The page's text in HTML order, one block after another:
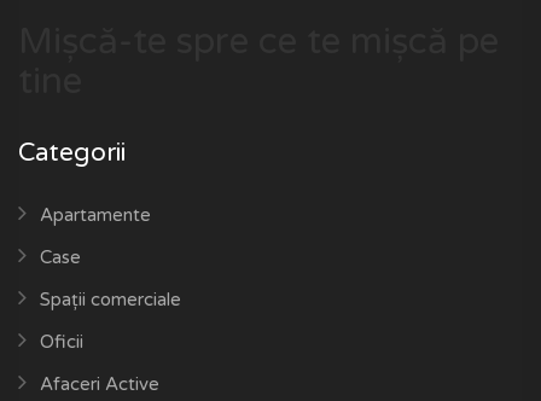
Categorii
Apartamente
Case
Spații comerciale
Oficii
Afaceri Active